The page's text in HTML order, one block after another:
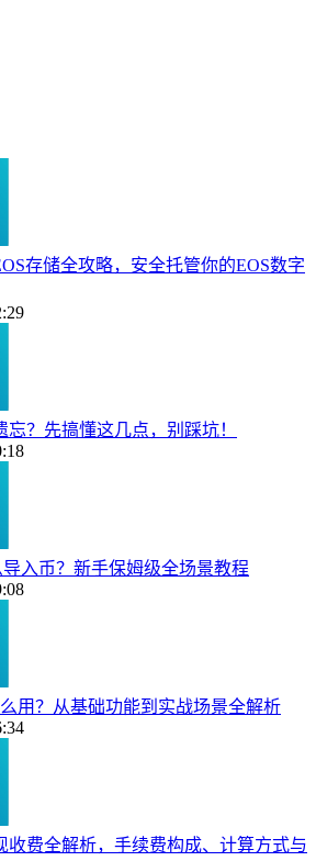
存储全攻略，安全托管你的EOS数字
忘？先搞懂这几点，别踩坑！
导入币？新手保姆级全场景教程
用？从基础功能到实战场景全解析
收费全解析，手续费构成、计算方式与